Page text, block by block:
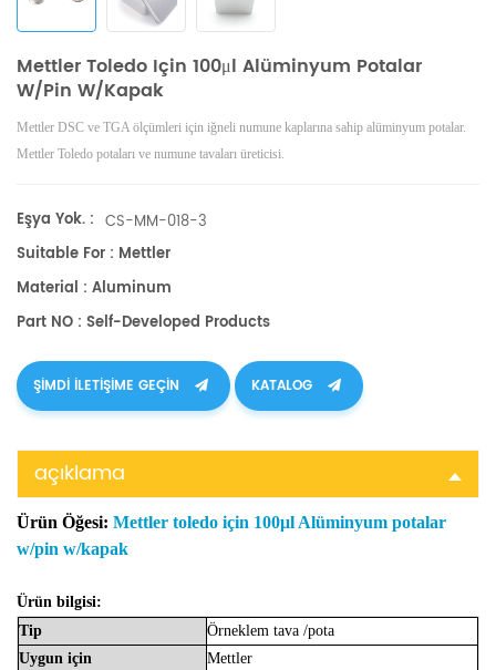
Mettler Toledo Için 100μl Alüminyum Potalar
W/pin W/kapak
Mettler DSC ve TGA ölçümleri için iğneli numune kaplarına sahip alüminyum potalar.
Mettler Toledo potaları ve numune tavaları üreticisi.
Eşya Yok. : CS-MM-018-3
Suitable For : Mettler
Material : Aluminum
Part NO : Self-Developed Products​
ŞIMDI ILETIŞIME GEÇIN KATALOG
açıklama
Ürün Öğesi: Mettler toledo için 100μl Alüminyum potalar
w/pin w/kapak
Ürün bilgisi:
Tip
Örneklem tava /pota
Uygun için
Mettler